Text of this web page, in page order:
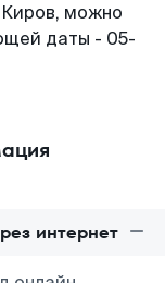
можно
даты - 05-
интернет